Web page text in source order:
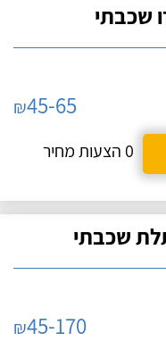
שכבתי
₪45-65
0 הצעות מחיר
שכבתי
₪45-170